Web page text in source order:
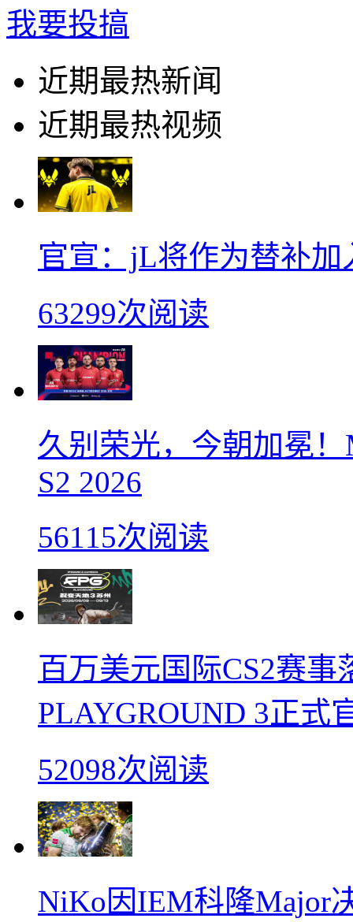
我要投搞
近期最热新闻
近期最热视频
官宣：jL将作为替补加
63299次阅读
久别荣光，今朝加冕
S2 2026
56115次阅读
百万美元国际CS2赛事
PLAYGROUND 3正式
52098次阅读
NiKo因IEM科隆Major